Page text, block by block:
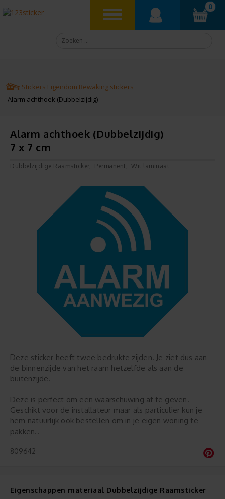
0
Stickers Eigendom Bewaking stickers
Alarm achthoek (Dubbelzijdig)
Alarm achthoek (Dubbelzijdig)
7 x 7 cm
Dubbelzijdige Raamsticker Permanent Wit laminaat
Deze sticker heeft twee bedrukte zijden. Je ziet dus aan
de binnenzijde van het raam hetzelfde als aan de
buitenzijde.
Deze is perfect om een waarschuwing af te geven.
Geschikt voor de installateur maar als particulier kun je
hem natuurlijk ook bestellen om in je eigen woning te
pakken..
809642
Eigenschappen materiaal Dubbelzijdige Raamsticker